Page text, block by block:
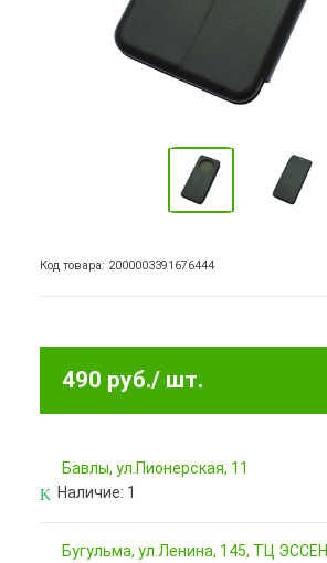
Код товара: 2000003391676444
490 руб./ шт.
Бавлы, ул.Пионерская, 11
Наличие: 1
Бугульма, ул.Ленина, 145, ТЦ ЭССЕН